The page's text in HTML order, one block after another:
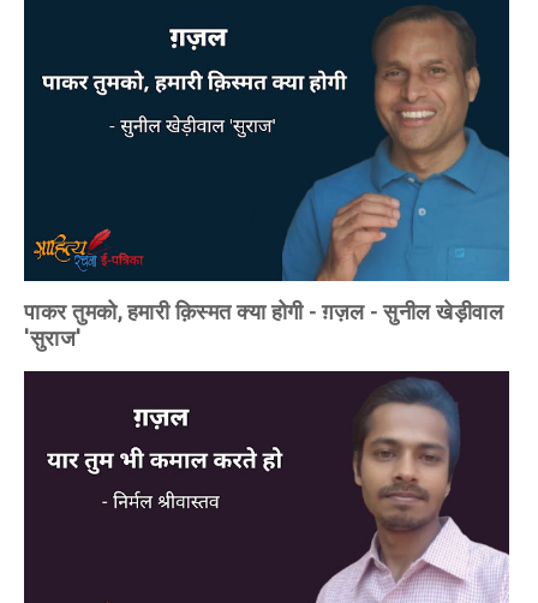
पाकर तुमको, हमारी क़िस्मत क्या होगी - ग़ज़ल - सुनील खेड़ीवाल
'सुराज'